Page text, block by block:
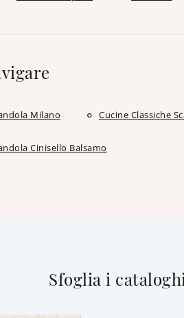
Milano Cucine Classiche
Cinisello Balsamo
Sfoglia i cataloghi